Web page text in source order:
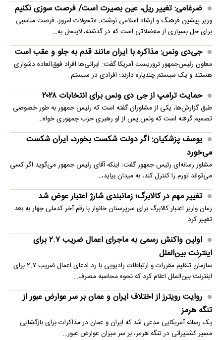
ضرغامی: تغییر ریل، عین بصیرت است/ فرصت سوزی نکنیم
وزیر پیشین فرهنگ و ارشاد اسلامی نوشت: «تحولات امروز، فرصت مناسبی
برای حل بسیاری از معضلاتی‌ است که در گذشته، لاینحل به…
جی‌دی ونس: مذاکره با ایران مانند قدم به جلو و عقب است
معاون رئیس‌جمهور تروریست آمریکا گفت: ایرانی‌ها افراد فوق‌العاده دشواری
هستند و یک سیستم چندپاره دارند؛ افرادی در سیستم…
حمایت ترامپ از جی دی ونس برای انتخابات ۲۰۲۸
طبق گزارش‌ها، یکی از مشاوران گفته است که رئیس جمهور به طور خصوصی
تصمیم گرفته است که ونس پس از او رهبری حزب جمهوری خواه…
یوسف پزشکیان: اگر دولت شکست بخورد، ایران شکست
می‌خورد
مشاور رسانه‌ای رئیس جمهور گفت: اینکه آقای رئیس جمهور می‌گوید اگر کسی
می‌تواند تورم را کنترل کند، به میدان بیاید،…
تغییر مهم در کالابرگ؛ زمانبندی‌ شارژ اعتبار عوض شد
زمان واریز اعتبار کالابرگ برای سرپرستان خانوار با رقم آخر کدملی چهار به بعد
تغییر کرد
اولین واکنش رسمی به ماجرای اعمال ضریب ۲.۷ برای
اینترنت بین‌الملل
سازمان تنظیم مقررات و ارتباطات رادیویی با رد ادعای اعمال ضریب ۲.۷ برای
اینترنت بین‌الملل اعلام کرد که نحوه محاسبه مصرف…
روایت رویترز از اختلاف ایران و عمان بر سر عوارض عبور از
تنگه هرمز
یک رسانه آمریکایی مدعی شد که ایران و عمان در مذاکرات برای بازگشایی
مسیر کشتیرانی در تنگه هرمز، بر سر میزان عوارض عبور…